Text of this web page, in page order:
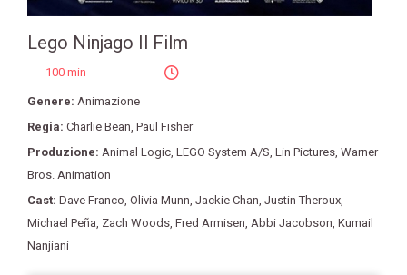
Lego Ninjago Il Film
100 min
Genere: Animazione
Regia: Charlie Bean Paul Fisher
Produzione: Animal Logic LEGO System A/S Lin Pictures Warner
Bros. Animation
Cast: Dave Franco Olivia Munn Jackie Chan Justin Theroux
Michael Peña Zach Woods Fred Armisen Abbi Jacobson Kumail
Nanjiani